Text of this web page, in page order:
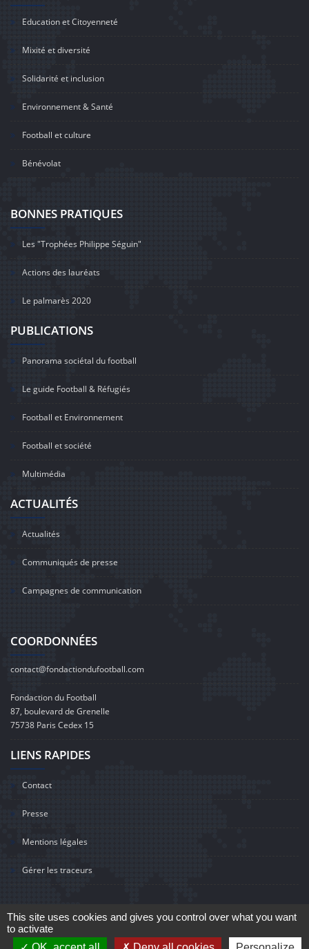
Education et Citoyenneté
Mixité et diversité
Solidarité et inclusion
Environnement & Santé
Football et culture
Bénévolat
BONNES PRATIQUES
Les "Trophées Philippe Séguin"
Actions des lauréats
Le palmarès 2020
PUBLICATIONS
Panorama sociétal du football
Le guide Football & Réfugiés
Football et Environnement
Football et société
Multimédia
ACTUALITÉS
Actualités
Communiqués de presse
Campagnes de communication
COORDONNÉES
contact@fondactiondufootball.com
Fondaction du Football
87, boulevard de Grenelle
75738 Paris Cedex 15
LIENS RAPIDES
Contact
Presse
Mentions légales
Gérer les traceurs
©2020 Fondaction du Football
This site uses cookies and gives you control over what you want
to activate